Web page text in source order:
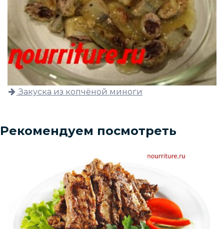
Закуска из копчёной миноги
Рекомендуем посмотреть